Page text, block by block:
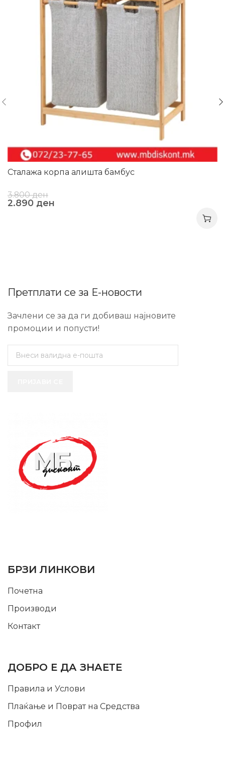
Сталажа корпа алишта бамбус
3.800ден
2.890 ден
Претплати се за Е-новости
Зачлени се за да ги добиваш најновите
промоции и попусти!
БРЗИ ЛИНКОВИ
Почетна
Производи
Контакт
ДОБРО Е ДА ЗНАЕТЕ
Правила и Услови
Плаќање и Поврат на Средства
Профил